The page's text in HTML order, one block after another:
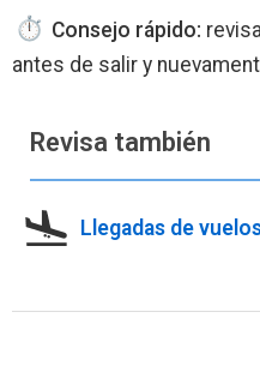
Consejo rápido:
antes de salir y
Revisa también
Llegadas de